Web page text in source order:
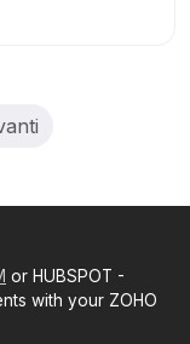
or HUBSPOT -
with your ZOHO